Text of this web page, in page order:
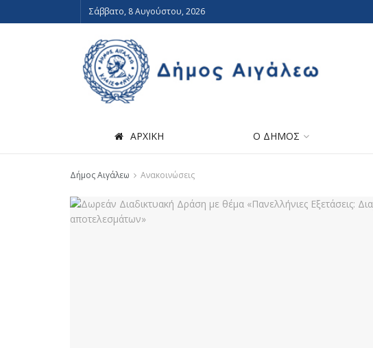
Σάββατο, 8 Αυγούστου, 2026
ΑΡΧΙΚΗ Ο ΔΗΜΟΣ
Δήμος Αιγάλεω Ανακοινώσεις